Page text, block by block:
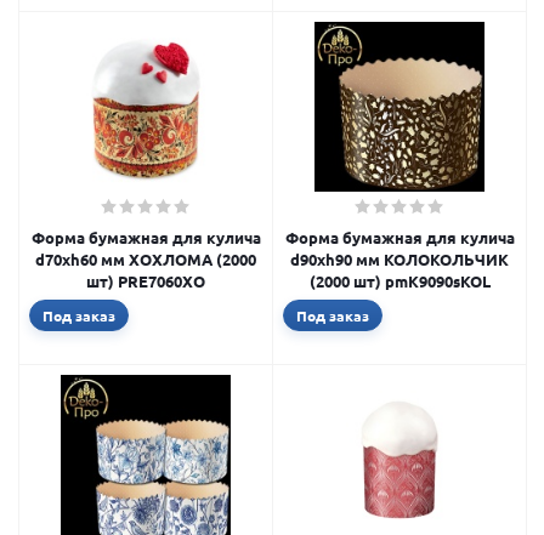
Форма бумажная для кулича
d70xh60 мм ХОХЛОМА (2000
шт) PRE7060XO
Под заказ
Форма бумажная для кулича
d90xh90 мм КОЛОКОЛЬЧИК
(2000 шт) pmK9090sKOL
Под заказ